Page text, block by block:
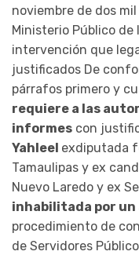
noviembre de dos
Ministerio Público
intervención que
justificados De
párrafos primero y
requiere a las
informes con
Yahleel exdiputada
Tamaulipas y ex
Nuevo Laredo y ex
inhabilitada por un
procedimiento de
de Servidores